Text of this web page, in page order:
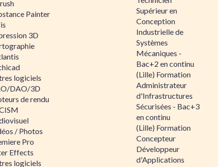
Painter
3D
logiciels
DAO/3D
de rendu
/ Photos
Pro
Effects
logiciels
Supérieur en
Conception
Industrielle de
Systèmes
Mécaniques -
Bac+2 en continu
(Lille) Formation
Administrateur
d'Infrastructures
Sécurisées - Bac+3
en continu
(Lille) Formation
Concepteur
Développeur
d'Applications